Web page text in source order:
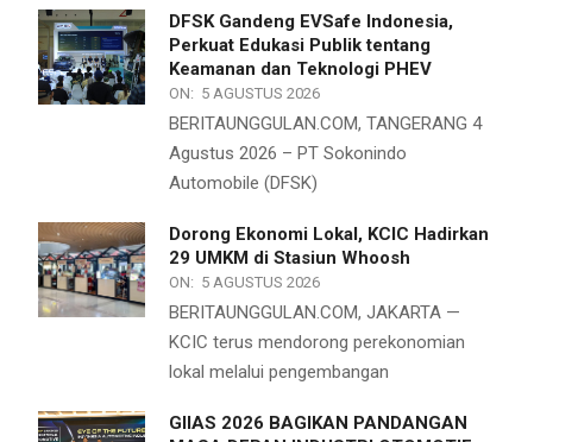
DFSK Gandeng EVSafe Indonesia,
Perkuat Edukasi Publik tentang
Keamanan dan Teknologi PHEV
ON: 5 AGUSTUS 2026
BERITAUNGGULAN.COM, TANGERANG 4
Agustus 2026 – PT Sokonindo
Automobile (DFSK)
Dorong Ekonomi Lokal, KCIC Hadirkan
29 UMKM di Stasiun Whoosh
ON: 5 AGUSTUS 2026
BERITAUNGGULAN.COM, JAKARTA —
KCIC terus mendorong perekonomian
lokal melalui pengembangan
GIIAS 2026 BAGIKAN PANDANGAN